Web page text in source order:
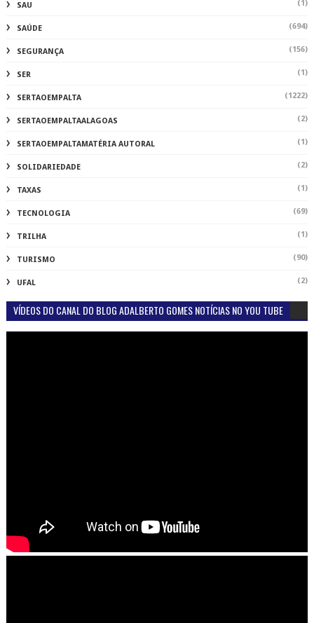
SAU (1)
SAÚDE (694)
SEGURANÇA (156)
SER (1)
SERTAOEMPALTA (1222)
SERTAOEMPALTAALAGOAS (2)
SERTAOEMPALTAMATÉRIA AUTORAL (1)
SOLIDARIEDADE (2)
TAXAS (1)
TECNOLOGIA (69)
TRILHA (1)
TURISMO (90)
UFAL (2)
VÍDEOS DO CANAL DO BLOG ADALBERTO GOMES NOTÍCIAS NO YOU TUBE